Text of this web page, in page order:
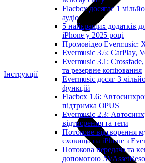
Flacbox досягає 1
аудіо
5 найкращих додатків
iPhone у 2025 році
Промовідео Evermusic:
Evermusic 3.6: CarPlay,
Evermusic 3.1: Crossfade,
та резервне копіювання
Evermusic досяг 3
функцій
Flacbox 1.6:
підтримка OPUS
Evermusic 2.3:
відтворення та теги
Потокове відтворення
сховища на iPhone з
Потокова передача та
допомогою
Інструкції